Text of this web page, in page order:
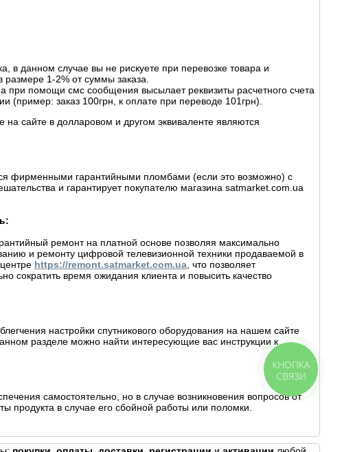
в данном случае вы не рискуете при перевозке товара и
1-2% от суммы заказа.
помощи смс сообщения высылает реквизиты расчетного счета
(пример: заказ 100грн, к оплате при переводе 101грн).
сайте в долларовом и другом эквиваленте являются
фирменными гарантийными пломбами (если это возможно) с
и гарантирует покупателю магазина satmarket.com.ua
ремонт на платной основе позволяя максимально
и ремонту цифровой телевизионной техники продаваемой в
https://remont.satmarket.com.ua , что позволяет
сократить время ожидания клиента и повысить качество
настройки спутникового оборудования на нашем сайте
разделе можно найти интересующие вас инструкции к
самостоятельно, но в случае возникновения вопросов от
продукта в случае его сбойной работы или поломки.
КНОПКА
СВЯЗИ